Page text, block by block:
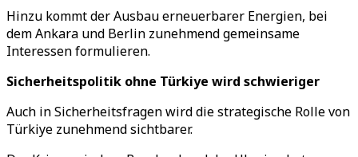
Hinzu kommt der Ausbau erneuerbarer Energien, bei
dem Ankara und Berlin zunehmend gemeinsame
Interessen formulieren.
Sicherheitspolitik ohne Türkiye wird schwieriger
Auch in Sicherheitsfragen wird die strategische Rolle von
Türkiye zunehmend sichtbarer.